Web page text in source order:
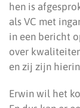
hen is
als VC met
in een bericht
over
en zij zijn
Erwin wil het